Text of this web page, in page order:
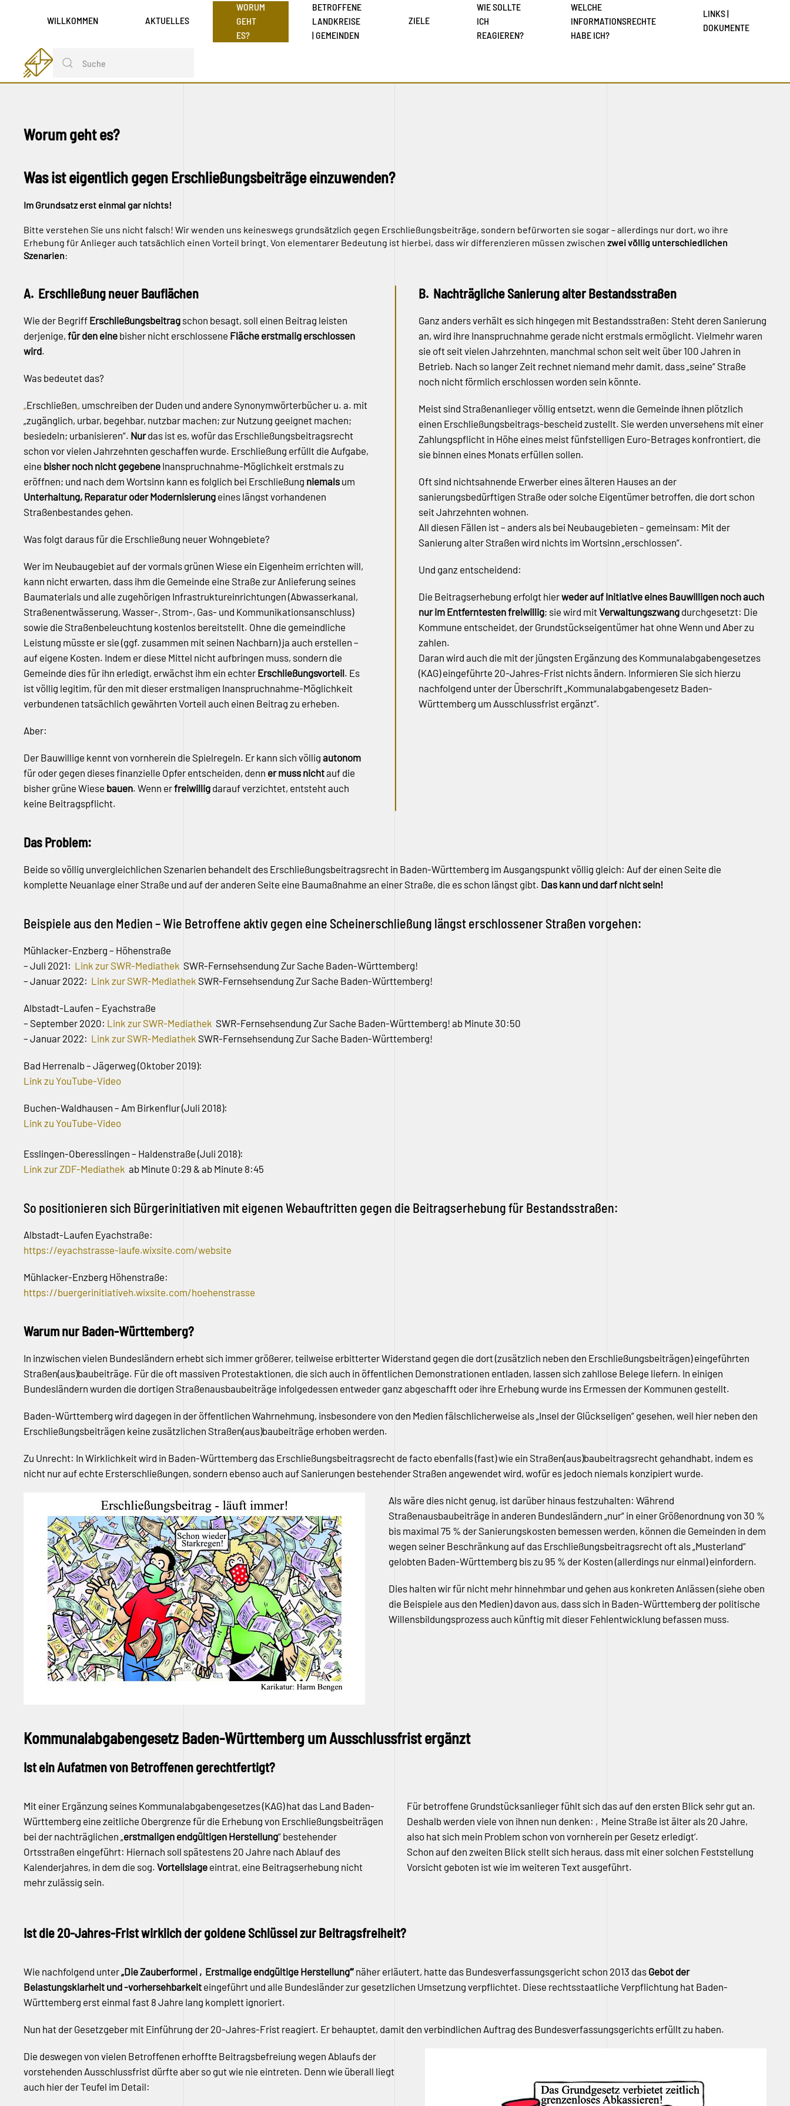
WILLKOMMEN AKTUELLES
WORUM
GEHT
ES?
BETROFFENE
LANDKREISE
| GEMEINDEN
ZIELE
WIE SOLLTE
ICH
REAGIEREN?
WELCHE
INFORMATIONSRECHTE
HABE ICH?
LINKS |
DOKUMENTE
Worum geht es?
Was ist eigentlich gegen Erschließungsbeiträge einzuwenden?
Im Grundsatz erst einmal gar nichts!
Bitte verstehen Sie uns nicht falsch! Wir wenden uns keineswegs grundsätzlich gegen Erschließungsbeiträge, sondern befürworten sie sogar – allerdings nur dort, wo ihre
Erhebung für Anlieger auch tatsächlich einen Vorteil bringt. Von elementarer Bedeutung ist hierbei, dass wir differenzieren müssen zwischen zwei völlig unterschiedlichen
Szenarien:
A. Erschließung neuer Bauflächen
Wie der Begriff Erschließungsbeitrag schon besagt, soll einen Beitrag leisten
derjenige, für den eine bisher nicht erschlossene Fläche erstmalig erschlossen
wird.
Was bedeutet das?
„Erschließen„ umschreiben der Duden und andere Synonymwörterbücher u. a. mit
„zugänglich, urbar, begehbar, nutzbar machen; zur Nutzung geeignet machen;
besiedeln; urbanisieren“. Nurdas ist es, wofür das Erschließungsbeitragsrecht
schon vor vielen Jahrzehnten geschaffen wurde. Erschließung erfüllt die Aufgabe,
eine bisher noch nicht gegebene Inanspruchnahme-Möglichkeit erstmals zu
eröffnen; und nach dem Wortsinn kann es folglich bei Erschließung niemals um
Unterhaltung, Reparatur oder Modernisierung eines längst vorhandenen
Straßenbestandes gehen.
Was folgt daraus für die Erschließung neuer Wohngebiete?
Wer im Neubaugebiet auf der vormals grünen Wiese ein Eigenheim errichten will,
kann nicht erwarten, dass ihm die Gemeinde eine Straße zur Anlieferung seines
Baumaterials und alle zugehörigen Infrastruktureinrichtungen (Abwasserkanal,
Straßenentwässerung, Wasser-, Strom-, Gas- und Kommunikationsanschluss)
sowie die Straßenbeleuchtung kostenlos bereitstellt. Ohne die gemeindliche
Leistung müsste er sie (ggf. zusammen mit seinen Nachbarn) ja auch erstellen –
auf eigene Kosten. Indem er diese Mittel nicht aufbringen muss, sondern die
Gemeinde dies für ihn erledigt, erwächst ihm ein echter Erschließungsvorteil. Es
ist völlig legitim, für den mit dieser erstmaligen Inanspruchnahme-Möglichkeit
verbundenen tatsächlich gewährten Vorteil auch einen Beitrag zu erheben.
Aber:
Der Bauwillige kennt von vornherein die Spielregeln. Er kann sich völlig autonom
für oder gegen dieses finanzielle Opfer entscheiden, denn er muss nichtauf die
bisher grüne Wiese bauen. Wenn erfreiwillig darauf verzichtet, entsteht auch
keine Beitragspflicht.
B. Nachträgliche Sanierung alter Bestandsstraßen
Ganz anders verhält es sich hingegen mit Bestandsstraßen: Steht deren Sanierung
an, wird ihre Inanspruchnahme gerade nicht erstmals ermöglicht. Vielmehr waren
sie oft seit vielen Jahrzehnten, manchmal schon seit weit über 100 Jahren in
Betrieb. Nach so langer Zeit rechnet niemand mehr damit, dass „seine“ Straße
noch nicht förmlich erschlossen worden sein könnte.
Meist sind Straßenanlieger völlig entsetzt, wenn die Gemeinde ihnen plötzlich
einen Erschließungsbeitrags-bescheid zustellt. Sie werden unversehens mit einer
Zahlungspflicht in Höhe eines meist fünfstelligen Euro-Betrages konfrontiert, die
sie binnen eines Monats erfüllen sollen.
Oft sind nichtsahnende Erwerber eines älteren Hauses an der
sanierungsbedürftigen Straße oder solche Eigentümer betroffen, die dort schon
seit Jahrzehnten wohnen.
All diesen Fällen ist – anders als bei Neubaugebieten – gemeinsam: Mit der
Sanierung alter Straßen wird nichts im Wortsinn „erschlossen“.
Und ganz entscheidend:
Die Beitragserhebung erfolgt hierweder auf Initiative eines Bauwilligen noch auch
nur im Entferntesten freiwillig; sie wird mitVerwaltungszwang durchgesetzt: Die
Kommune entscheidet, der Grundstückseigentümer hat ohne Wenn und Aber zu
zahlen.
Daran wird auch die mit der jüngsten Ergänzung des Kommunalabgabengesetzes
(KAG) eingeführte 20-Jahres-Frist nichts ändern. Informieren Sie sich hierzu
nachfolgend unter der Überschrift „Kommunalabgabengesetz Baden-
Württemberg um Ausschlussfrist ergänzt“.
Das Problem:
Beide so völlig unvergleichlichen Szenarien behandelt des Erschließungsbeitragsrecht in Baden-Württemberg im Ausgangspunkt völlig gleich: Auf der einen Seite die
komplette Neuanlage einer Straße und auf der anderen Seite eine Baumaßnahme an einer Straße, die es schon längst gibt. Das kann und darf nicht sein!
Beispiele aus den Medien – Wie Betroffene aktiv gegen eine Scheinerschließung längst erschlossener Straßen vorgehen:
Mühlacker-Enzberg – Höhenstraße
– Juli 2021: Link zur SWR-Mediathek SWR-Fernsehsendung Zur Sache Baden-Württemberg!
– Januar 2022: Link zur SWR-Mediathek SWR-Fernsehsendung Zur Sache Baden-Württemberg!
Albstadt-Laufen – Eyachstraße
– September 2020: Link zur SWR-Mediathek SWR-Fernsehsendung Zur Sache Baden-Württemberg! ab Minute 30:50
– Januar 2022: Link zur SWR-Mediathek SWR-Fernsehsendung Zur Sache Baden-Württemberg!
Bad Herrenalb – Jägerweg (Oktober 2019):
Link zu YouTube-Video
Buchen-Waldhausen – Am Birkenflur (Juli 2018):
Link zu YouTube-Video
Esslingen-Oberesslingen – Haldenstraße (Juli 2018):
Link zur ZDF-Mediathek ab Minute 0:29 & ab Minute 8:45
So positionieren sich Bürgerinitiativen mit eigenen Webauftritten gegen die Beitragserhebung für Bestandsstraßen:
Albstadt-Laufen Eyachstraße:
https://eyachstrasse-laufe.wixsite.com/website
Mühlacker-Enzberg Höhenstraße:
https://buergerinitiativeh.wixsite.com/hoehenstrasse
Warum nur Baden-Württemberg?
In inzwischen vielen Bundesländern erhebt sich immer größerer, teilweise erbitterter Widerstand gegen die dort (zusätzlich neben den Erschließungsbeiträgen) eingeführten
Straßen(aus)baubeiträge. Für die oft massiven Protestaktionen, die sich auch in öffentlichen Demonstrationen entladen, lassen sich zahllose Belege liefern. In einigen
Bundesländern wurden die dortigen Straßenausbaubeiträge infolgedessen entweder ganz abgeschafft oder ihre Erhebung wurde ins Ermessen der Kommunen gestellt.
Baden-Württemberg wird dagegen in der öffentlichen Wahrnehmung, insbesondere von den Medien fälschlicherweise als „Insel der Glückseligen“ gesehen, weil hier neben den
Erschließungsbeiträgen keine zusätzlichen Straßen(aus)baubeiträge erhoben werden.
Zu Unrecht: In Wirklichkeit wird in Baden-Württemberg das Erschließungsbeitragsrecht de facto ebenfalls (fast) wie ein Straßen(aus)baubeitragsrecht gehandhabt, indem es
nicht nur auf echte Ersterschließungen, sondern ebenso auch auf Sanierungen bestehender Straßen angewendet wird, wofür es jedoch niemals konzipiert wurde.
Als wäre dies nicht genug, ist darüber hinaus festzuhalten: Während
Straßenausbaubeiträge in anderen Bundesländern „nur“ in einer Größenordnung von 30 %
bis maximal 75 % der Sanierungskosten bemessen werden, können die Gemeinden in dem
wegen seiner Beschränkung auf das Erschließungsbeitragsrecht oft als „Musterland“
gelobten Baden-Württemberg bis zu 95 % der Kosten (allerdings nur einmal) einfordern.
Dies halten wir für nicht mehr hinnehmbar und gehen aus konkreten Anlässen (siehe oben
die Beispiele aus den Medien) davon aus, dass sich in Baden-Württemberg der politische
Willensbildungsprozess auch künftig mit dieser Fehlentwicklung befassen muss.
Kommunalabgabengesetz Baden-Württemberg um Ausschlussfrist ergänzt
Ist ein Aufatmen von Betroffenen gerechtfertigt?
Mit einer Ergänzung seines Kommunalabgabengesetzes (KAG) hat das Land Baden-
Württemberg eine zeitliche Obergrenze für die Erhebung von Erschließungsbeiträgen
bei der nachträglichen „erstmaligen endgültigen Herstellung“ bestehender
Ortsstraßen eingeführt: Hiernach soll spätestens 20 Jahre nach Ablauf des
Kalenderjahres, in dem die sog. Vorteilslage eintrat, eine Beitragserhebung nicht
mehr zulässig sein.
Für betroffene Grundstücksanlieger fühlt sich das auf den ersten Blick sehr gut an.
Deshalb werden viele von ihnen nun denken: ‚Meine Straße ist älter als 20 Jahre,
also hat sich mein Problem schon von vornherein per Gesetz erledigt‘.
Schon auf den zweiten Blick stellt sich heraus, dass mit einer solchen Feststellung
Vorsicht geboten ist wie im weiteren Text ausgeführt.
Ist die 20-Jahres-Frist wirklich der goldene Schlüssel zur Beitragsfreiheit?
Wie nachfolgend unter„Die Zauberformel ‚Erstmalige endgültige Herstellung’“ näher erläutert, hatte das Bundesverfassungsgericht schon 2013 das Gebot der
Belastungsklarheit und -vorhersehbarkeit eingeführt und alle Bundesländer zur gesetzlichen Umsetzung verpflichtet. Diese rechtsstaatliche Verpflichtung hat Baden-
Württemberg erst einmal fast 8 Jahre lang komplett ignoriert.
Nun hat der Gesetzgeber mit Einführung der 20-Jahres-Frist reagiert. Er behauptet, damit den verbindlichen Auftrag des Bundesverfassungsgerichts erfüllt zu haben.
Die deswegen von vielen Betroffenen erhoffte Beitragsbefreiung wegen Ablaufs der
vorstehenden Ausschlussfrist dürfte aber so gut wie nie eintreten. Denn wie überall liegt
auch hier der Teufel im Detail: